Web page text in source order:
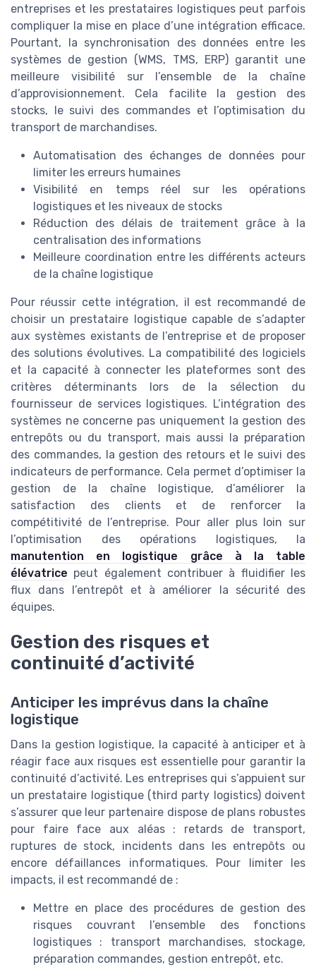
entreprises et les prestataires logistiques peut parfois
compliquer la mise en place d’une intégration efficace.
Pourtant, la synchronisation des données entre les
systèmes de gestion (WMS, TMS, ERP) garantit une
meilleure visibilité sur l’ensemble de la chaîne
d’approvisionnement. Cela facilite la gestion des
stocks, le suivi des commandes et l’optimisation du
transport de marchandises.
Automatisation des échanges de données pour
limiter les erreurs humaines
Visibilité en temps réel sur les opérations
logistiques et les niveaux de stocks
Réduction des délais de traitement grâce à la
centralisation des informations
Meilleure coordination entre les différents acteurs
de la chaîne logistique
Pour réussir cette intégration, il est recommandé de
choisir un prestataire logistique capable de s’adapter
aux systèmes existants de l’entreprise et de proposer
des solutions évolutives. La compatibilité des logiciels
et la capacité à connecter les plateformes sont des
critères déterminants lors de la sélection du
fournisseur de services logistiques. L’intégration des
systèmes ne concerne pas uniquement la gestion des
entrepôts ou du transport, mais aussi la préparation
des commandes, la gestion des retours et le suivi des
indicateurs de performance. Cela permet d’optimiser la
gestion de la chaîne logistique, d’améliorer la
satisfaction des clients et de renforcer la
compétitivité de l’entreprise. Pour aller plus loin sur
l’optimisation des opérations logistiques, la
manutention en logistique grâce à la table
élévatrice peut également contribuer à fluidifier les
flux dans l’entrepôt et à améliorer la sécurité des
équipes.
Gestion des risques et
continuité d’activité
Anticiper les imprévus dans la chaîne
logistique
Dans la gestion logistique, la capacité à anticiper et à
réagir face aux risques est essentielle pour garantir la
continuité d’activité. Les entreprises qui s’appuient sur
un prestataire logistique (third party logistics) doivent
s’assurer que leur partenaire dispose de plans robustes
pour faire face aux aléas : retards de transport,
ruptures de stock, incidents dans les entrepôts ou
encore défaillances informatiques. Pour limiter les
impacts, il est recommandé de :
Mettre en place des procédures de gestion des
risques couvrant l’ensemble des fonctions
logistiques : transport marchandises, stockage,
préparation commandes, gestion entrepôt, etc.